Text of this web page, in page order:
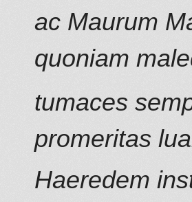
ac Maurum
quoniam
tumaces
promeritas
Haeredem